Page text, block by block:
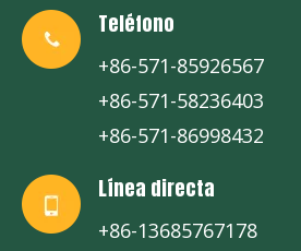
Teléfono
+86-571-85926567
+86-571-58236403
+86-571-86998432
Línea directa
+86-13685767178